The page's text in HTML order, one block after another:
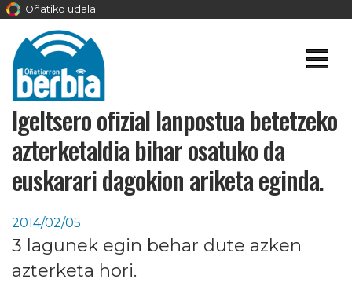
Oñatiko udala
Igeltsero ofizial lanpostua betetzeko
azterketaldia bihar osatuko da
euskarari dagokion ariketa eginda.
2014/02/05
3 lagunek egin behar dute azken
azterketa hori.